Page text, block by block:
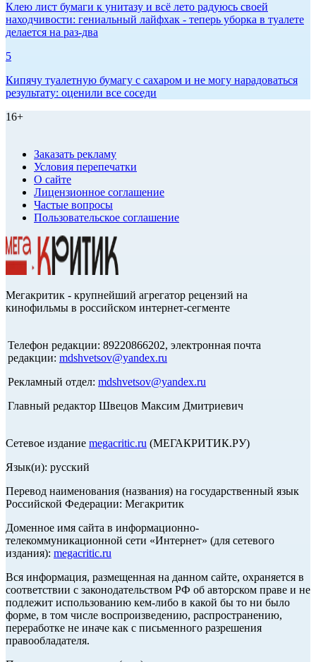
Клею лист бумаги к унитазу и всё лето радуюсь своей
находчивости: гениальный лайфхак - теперь уборка в туалете
делается на раз-два
5
Кипячу туалетную бумагу с сахаром и не могу нарадоваться
результату: оценили все соседи
16+
Заказать рекламу
Условия перепечатки
О сайте
Лицензионное соглашение
Частые вопросы
Пользовательское соглашение
Мегакритик - крупнейший агрегатор рецензий на
кинофильмы в российском интернет-сегменте
Телефон редакции: 89220866202, электронная почта
редакции: mdshvetsov@yandex.ru
Рекламный отдел: mdshvetsov@yandex.ru
Главный редактор Швецов Максим Дмитриевич
Сетевое издание megacritic.ru (МЕГАКРИТИК.РУ)
Язык(и): русский
Перевод наименования (названия) на государственный язык
Российской Федерации: Мегакритик
Доменное имя сайта в информационно-
телекоммуникационной сети «Интернет» (для сетевого
издания): megacritic.ru
Вся информация, размещенная на данном сайте, охраняется в
соответствии с законодательством РФ об авторском праве и не
подлежит использованию кем-либо в какой бы то ни было
форме, в том числе воспроизведению, распространению,
переработке не иначе как с письменного разрешения
правообладателя.